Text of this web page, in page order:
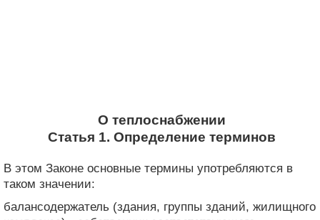
О теплоснабжении
Статья 1. Определение терминов
В этом Законе основные термины употребляются в
таком значении:
балансодержатель (здания, группы зданий, жилищного